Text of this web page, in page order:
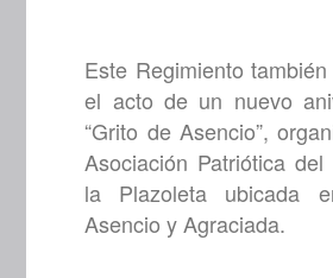
Este Regimiento
el acto de un nuevo
“Grito de Asencio”,
Asociación Patriótica
la Plazoleta ubicada
Asencio y Agraciada.